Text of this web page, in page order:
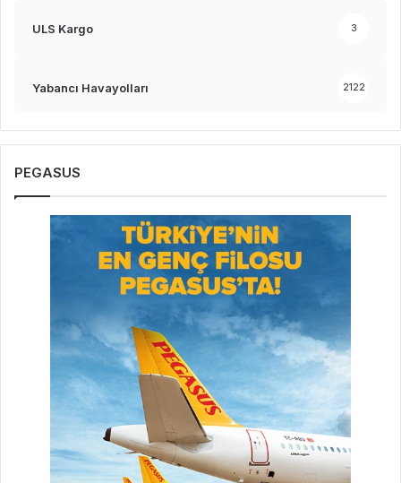
ULS Kargo 3
Yabancı Havayolları 2122
PEGASUS